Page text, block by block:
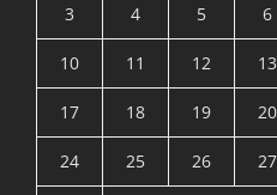
i
n
S
a
3 4 5 6
10 11 12 13
17 18 19 20
24 25 26 27